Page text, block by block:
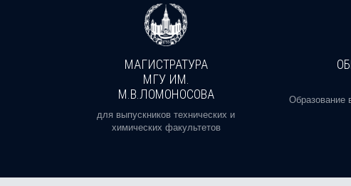
МАГИСТРАТУРА
МГУ ИМ.
М.В.ЛОМОНОСОВА
для выпускников технических и
химических факультетов
Образование